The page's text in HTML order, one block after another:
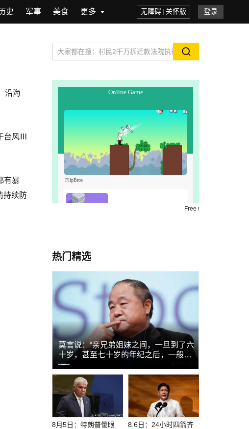
史 军事 美食 更多 无障碍 关怀版 登录
沿海
台风Ⅲ
有暴
持续防
Free web novels for online
热门精选
新老大！
莫言说：“亲兄弟姐妹之间，一旦到了六
十岁，甚至七十岁的年纪之后，一般
来...
012
8月5日：特朗普傻眼
8.6日：24小时四箭齐